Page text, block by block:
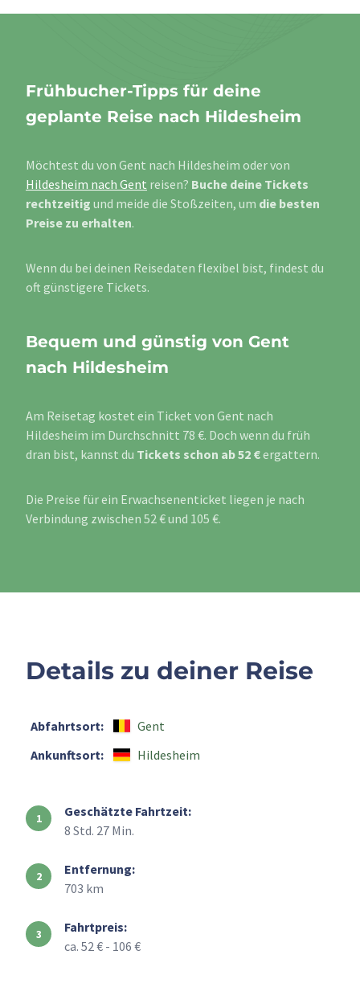
Frühbucher-Tipps für deine
geplante Reise nach Hildesheim
Möchtest du von Gent nach Hildesheim oder von
Hildesheim nach Gent reisen? Buche deine Tickets
rechtzeitig und meide die Stoßzeiten, um die besten
Preise zu erhalten.
Wenn du bei deinen Reisedaten flexibel bist, findest du
oft günstigere Tickets.
Bequem und günstig von Gent
nach Hildesheim
Am Reisetag kostet ein Ticket von Gent nach
Hildesheim im Durchschnitt 78 €. Doch wenn du früh
dran bist, kannst du Tickets schon ab 52 €ergattern.
Die Preise für ein Erwachsenenticket liegen je nach
Verbindung zwischen 52 € und 105 €.
Details zu deiner Reise
Abfahrtsort:
Gent
Ankunftsort:
Hildesheim
Geschätzte Fahrtzeit:
8 Std. 27 Min.
Entfernung:
703 km
Fahrtpreis:
ca. 52 € - 106 €